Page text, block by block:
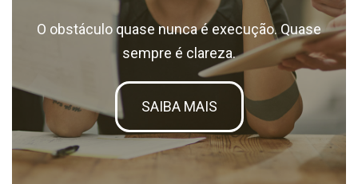
O obstáculo quase nunca é execução. Quase
sempre é clareza.
SAIBA MAIS